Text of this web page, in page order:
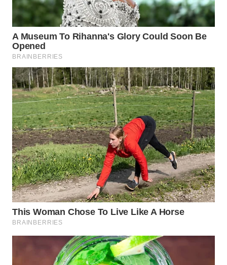
SIMALUNGUN
LABUHANBATU
WN
TAPANULI
TENGAH
WN DELI
SERDANG
WN
TEBING
TINGGI
WN
PAKPAK
KARAWANG